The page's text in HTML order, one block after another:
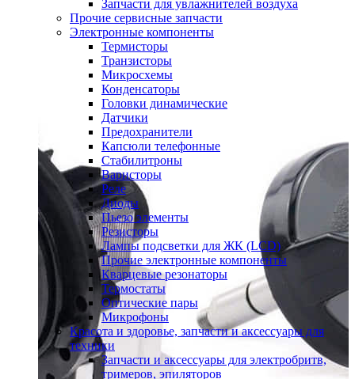
Запчасти для увлажнителей воздуха
Прочие сервисные запчасти
Электронные компоненты
Термисторы
Транзисторы
Микросхемы
Конденсаторы
Головки динамические
Датчики
Предохранители
Капсюли телефонные
Стабилитроны
Варисторы
Реле
Диоды
Пьезо элементы
Резисторы
Лампы подсветки для ЖК (LCD)
Прочие электронные компоненты
Кварцевые резонаторы
Термостаты
Оптические пары
Микрофоны
Красота и здоровье, запчасти и аксессуары для
техники
Запчасти и аксессуары для электробритв,
тримеров, эпиляторов